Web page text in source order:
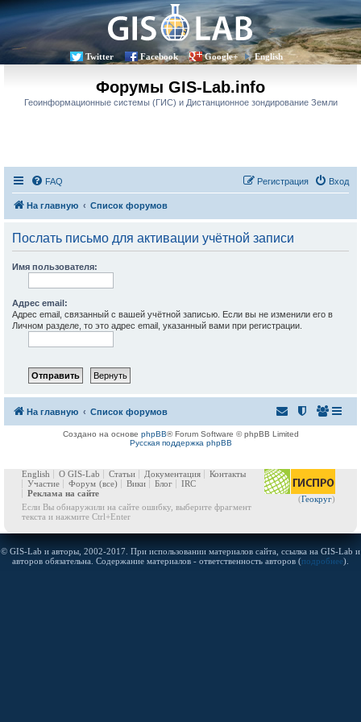
Twitter Facebook Google+ English
Форумы GIS-Lab.info
Геоинформационные системы (ГИС) и Дистанционное зондирование Земли
FAQ Вход
Регистрация
На главную Список форумов
Послать письмо для активации учётной записи
Имя пользователя:
Адрес email:
Адрес email, связанный с вашей учётной записью. Если вы не изменили его в
Личном разделе, то это адрес email, указанный вами при регистрации.
На главную Список форумов
Создано на основе phpBB® Forum Software © phpBB Limited
Русская поддержка phpBB
(Геокруг)
English О GIS-Lab Статьи Документация
Контакты
Участие
Форум (все) Вики Блог
IRC
Реклама на сайте
Если Вы обнаружили на сайте ошибку, выберите фрагмент
текста и нажмите Ctrl+Enter
© GIS-Lab и авторы, 2002-2017. При использовании материалов сайта, ссылка на GIS-Lab и
авторов обязательна. Содержание материалов - ответственность авторов (подробнее).